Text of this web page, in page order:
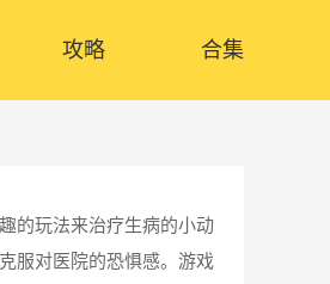
攻略 合集
的玩法来治疗生病的小动
服对医院的恐惧感。游戏